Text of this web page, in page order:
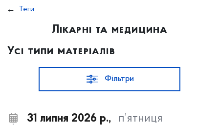
Теги
Лікарні та медицина
Усі типи матеріалів
Фільтри
31 липня 2026 р., п’ятниця